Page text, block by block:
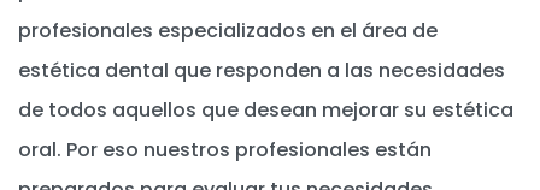
profesionales especializados en el área de
estética dental que responden a las necesidades
de todos aquellos que desean mejorar su estética
oral. Por eso nuestros profesionales están